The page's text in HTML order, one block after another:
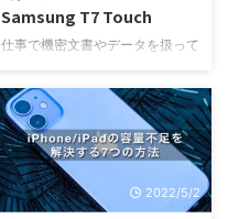
Samsung T7 Touch
仕事で機密文書やデータを扱って
りとしたポータブルSSDを探して
いる 安心安全なポータブルSSD
が欲しい 機密情報を取り扱って
いて、セキュリティ対策のあるポ
ータブルSSDを探しているけど、
色々なメーカーから様々な商品が
2022/5/2